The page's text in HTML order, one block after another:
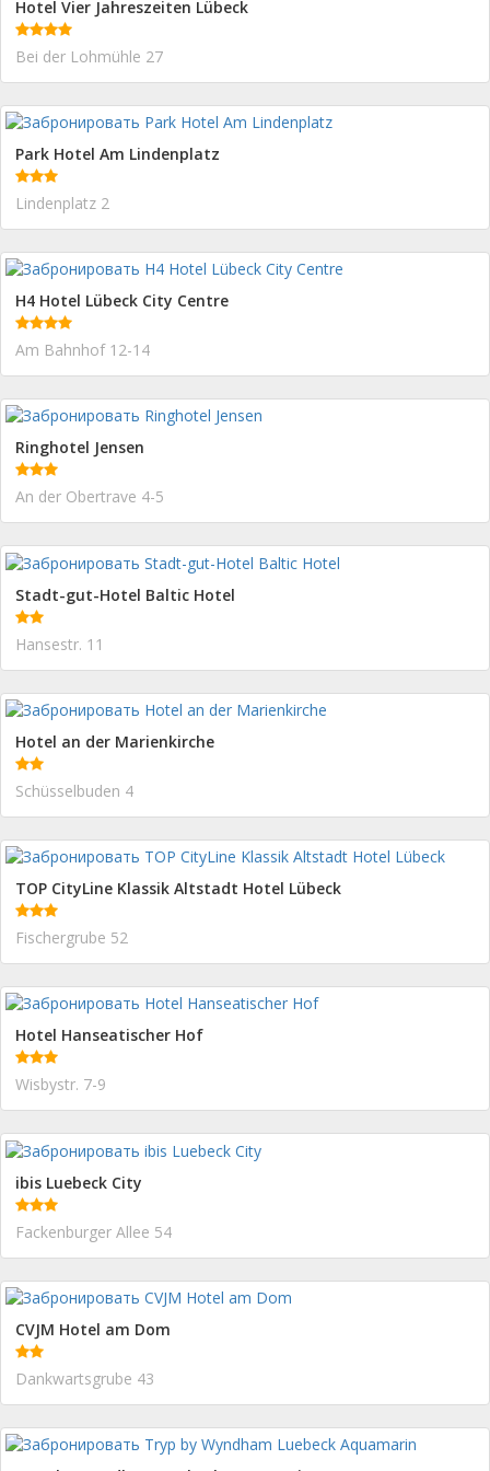
Hotel Vier Jahreszeiten Lübeck
Bei der Lohmühle 27
Park Hotel Am Lindenplatz
Lindenplatz 2
H4 Hotel Lübeck City Centre
Am Bahnhof 12-14
Ringhotel Jensen
An der Obertrave 4-5
Stadt-gut-Hotel Baltic Hotel
Hansestr. 11
Hotel an der Marienkirche
Schüsselbuden 4
TOP CityLine Klassik Altstadt Hotel Lübeck
Fischergrube 52
Hotel Hanseatischer Hof
Wisbystr. 7-9
ibis Luebeck City
Fackenburger Allee 54
CVJM Hotel am Dom
Dankwartsgrube 43